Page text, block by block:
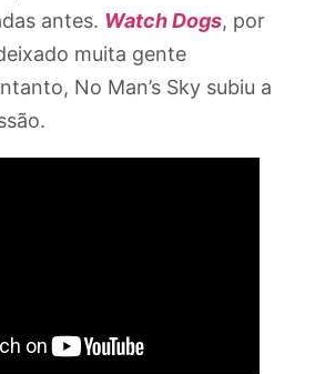
antes. Watch Dogs, por
muita gente
No Man’s Sky subiu a